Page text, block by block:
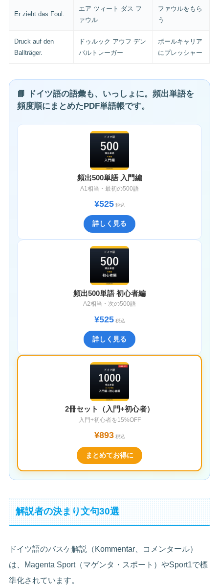
Er zieht das Foul.
エア ツィート ダス フ
ァウル
ファウルをもら
う
Druck auf den
Ballträger.
ドゥルック アウフ デン
バルトレーガー
ボールキャリア
にプレッシャー
📘 ドイツ語の語彙も、いっしょに。頻出単語を
頻度順にまとめたPDF単語帳です。
頻出500単語 入門編
A1相当・最初の500語
¥525税込
詳しく見る
頻出500単語 初心者編
A2相当・次の500語
¥525税込
詳しく見る
2冊セット（入門+初心者）
入門+初心者を15%OFF
¥893税込
まとめてお得に
解説者の決まり文句30選
ドイツ語のバスケ解説（Kommentar、コメンタール）
は、Magenta Sport（マゲンタ・スポート）やSport1で標
準化されています。